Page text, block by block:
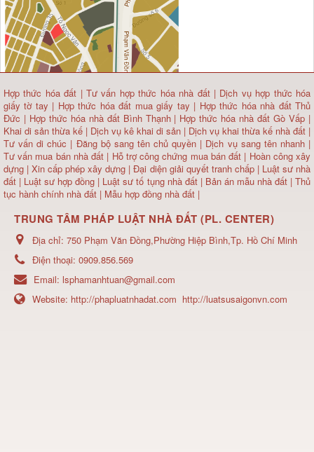
Hợp thức hóa đất |Tư vấn hợp thức hóa nhà đất| Dịch vụ hợp thức hóa
giấy tờ tay | Hợp thức hóa đất mua giấy tay | Hợp thức hóa nhà đất Thủ
Đức | Hợp thức hóa nhà đất Bình Thạnh | Hợp thức hóa nhà đất Gò Vấp |
Khai di sản thừa kế | Dịch vụ kê khai di sản | Dịch vụ khai thừa kế nhà đất |
Tư vấn di chúc | Đăng bộ sang tên chủ quyền | Dịch vụ sang tên nhanh |
Tư vấn mua bán nhà đất | Hỗ trợ công chứng mua bán đất | Hoàn công xây
dựng | Xin cấp phép xây dựng |Đại diện giải quyết tranh chấp | Luật sư nhà
đất | Luật sư hợp đồng | Luật sư tố tụng nhà đất | Bản án mẫu nhà đất|Thủ
tục hành chính nhà đất | Mẫu hợp đồng nhà đất |
TRUNG TÂM PHÁP LUẬT NHÀ ĐẤT (PL. CENTER)
Địa chỉ: 750 Phạm Văn Đồng,Phường Hiệp Bình,Tp. Hồ Chí Minh
Điện thoại: 0909.856.569
Email: lsphamanhtuan@gmail.com
Website: http://phapluatnhadat.com http://luatsusaigonvn.com